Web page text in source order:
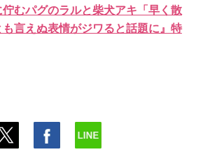
佇むパグのラルと柴犬アキ「早く散
言えぬ表情がジワると話題に』特